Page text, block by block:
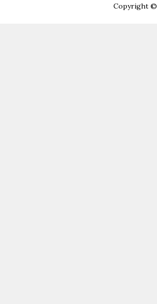
Copyright ©